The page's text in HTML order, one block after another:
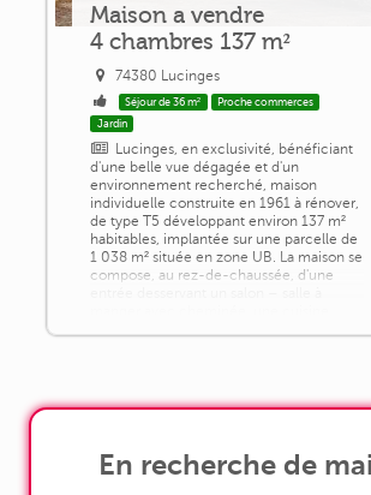
Maison a vendre
4 chambres 137 m²
74380 Lucinges
Séjour de 36 m²
Proche commerces
Jardin
Lucinges, en exclusivité, bénéficiant
d'une belle vue dégagée et d'un
environnement recherché, maison
individuelle construite en 1961 à rénover,
de type T5 développant environ 137 m²
habitables, implantée sur une parcelle de
1 038 m² située en zone UB. La maison se
compose, au rez-de-chaussée, d'une
En recherche de